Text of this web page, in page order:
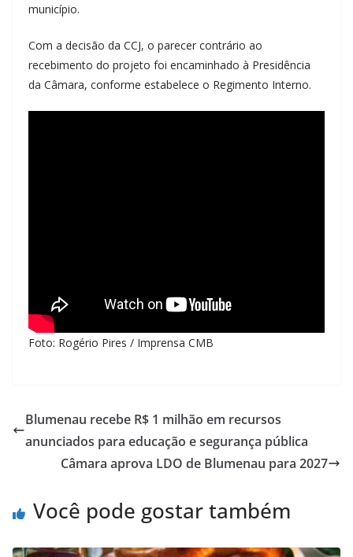
município.
Com a decisão da CCJ, o parecer contrário ao
recebimento do projeto foi encaminhado à Presidência
da Câmara, conforme estabelece o Regimento Interno.
Foto: Rogério Pires / Imprensa CMB
Blumenau recebe R$ 1 milhão em recursos
anunciados para educação e segurança pública
Câmara aprova LDO de Blumenau para 2027
Você pode gostar também